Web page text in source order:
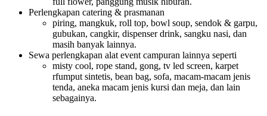
Perlengkapan catering & prasmanan
piring, mangkuk, roll top, bowl soup, sendok & garpu,
gubukan, cangkir, dispenser drink, sangku nasi, dan
masih banyak lainnya.
Sewa perlengkapan alat event campuran lainnya seperti
misty cool, rope stand, gong, tv led screen, karpet
rfumput sintetis, bean bag, sofa, macam-macam jenis
tenda, aneka macam jenis kursi dan meja, dan lain
sebagainya.